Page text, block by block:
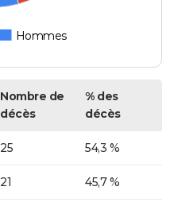
Hommes
Nombre de
décès
% des
décès
25 54,3 %
21 45,7 %